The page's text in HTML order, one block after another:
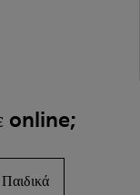
online;
Παιδικά